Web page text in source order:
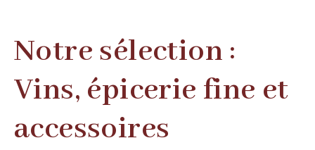
Notre sélection :
Vins, épicerie fine et
accessoires